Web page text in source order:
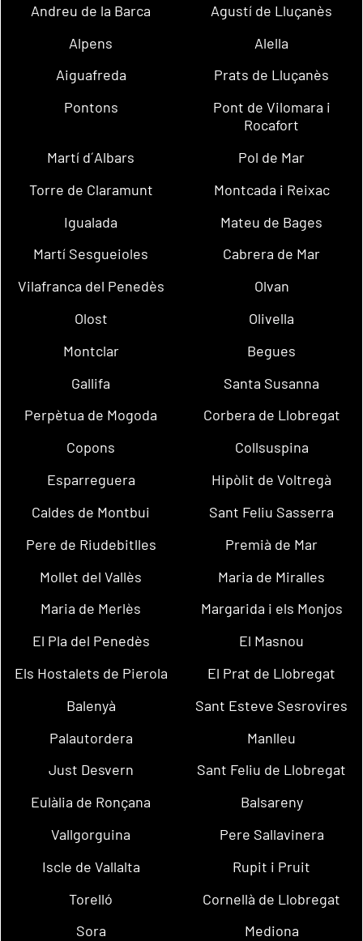
Andreu de la Barca
Agustí de Lluçanès
Alpens
Alella
Aiguafreda
Prats de Lluçanès
Pontons
Pont de Vilomara i
Rocafort
Martí d´Albars
Pol de Mar
Torre de Claramunt
Montcada i Reixac
Igualada
Mateu de Bages
Martí Sesgueioles
Cabrera de Mar
Vilafranca del Penedès
Olvan
Olost
Olivella
Montclar
Begues
Gallifa
Santa Susanna
Perpètua de Mogoda
Corbera de Llobregat
Copons
Collsuspina
Esparreguera
Hipòlit de Voltregà
Caldes de Montbui
Sant Feliu Sasserra
Pere de Riudebitlles
Premià de Mar
Mollet del Vallès
Maria de Miralles
Maria de Merlès
Margarida i els Monjos
El Pla del Penedès
El Masnou
Els Hostalets de Pierola
El Prat de Llobregat
Balenyà
Sant Esteve Sesrovires
Palautordera
Manlleu
Just Desvern
Sant Feliu de Llobregat
Eulàlia de Ronçana
Balsareny
Vallgorguina
Pere Sallavinera
Iscle de Vallalta
Rupit i Pruit
Torelló
Cornellà de Llobregat
Sora
Mediona